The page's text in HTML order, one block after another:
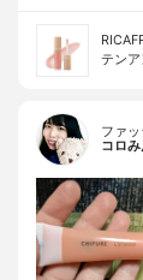
テン
ファ
コロ